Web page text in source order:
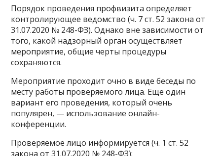
Порядок проведения профвизита определяет
контролирующее ведомство (ч. 7 ст. 52 закона от
31.07.2020 № 248-ФЗ). Однако вне зависимости от
того, какой надзорный орган осуществляет
мероприятие, общие черты процедуры
сохраняются.
Мероприятие проходит очно в виде беседы по
месту работы проверяемого лица. Еще один
вариант его проведения, который очень
популярен, — использование онлайн-
конференции.
Проверяемое лицо информируется (ч. 1 ст. 52
закона от 31.07.2020 № 248-ФЗ):